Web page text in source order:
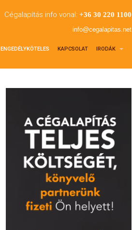
Cégalapítás info vonal: +36 30 220 1100
info@cegalapitas.net
ENGEDÉLYKÖTELES KAPCSOLAT IRODÁK